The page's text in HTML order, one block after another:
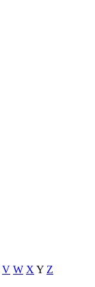
V W X Y Z